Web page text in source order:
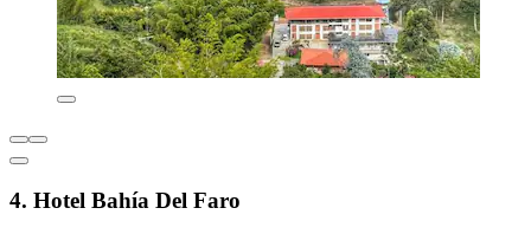
4. Hotel Bahía Del Faro